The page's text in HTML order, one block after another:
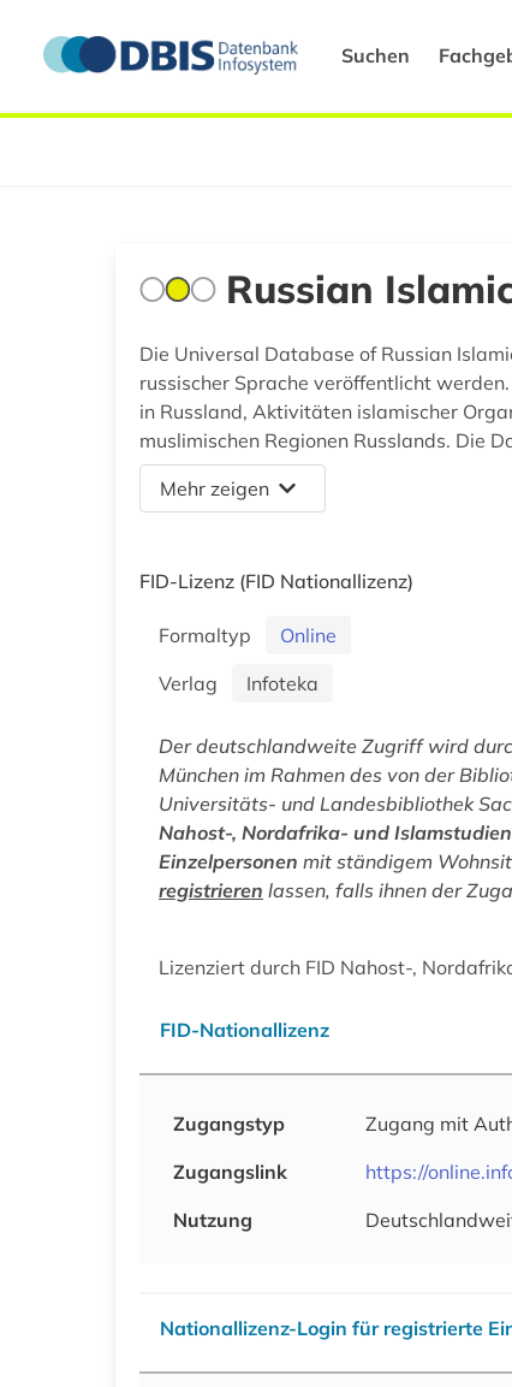
Suchen
Russian
Die Universal Database of Russian
russischer Sprache veröffentlicht
in Russland, Aktivitäten islamischer
muslimischen Regionen Russlands. Die
Mehr zeigen
FID-Lizenz (FID Nationallizenz)
Formaltyp
Online
Verlag
Infoteka
Der deutschlandweite Zugriff wird
München im Rahmen des von der
Universitäts- und Landesbibliothek
Nahost-, Nordafrika- und Islamstudien
Einzelpersonen mit ständigem
registrieren lassen, falls ihnen der
Lizenziert durch FID Nahost-,
FID-Nationallizenz
Zugangstyp
Zugang mit
Zugangslink
https://
Nutzung
Nationallizenz-Login für registrierte